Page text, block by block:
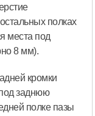
полках
места под
8 мм).
кромки
заднюю
полке пазы